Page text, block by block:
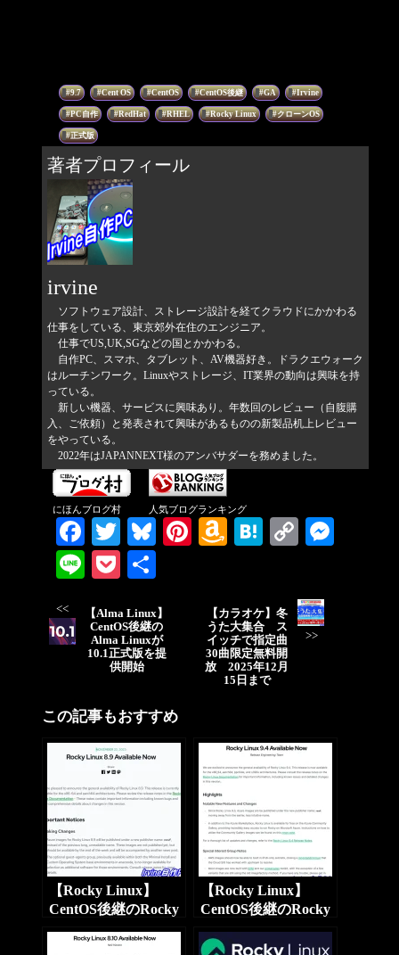
9.7 Cent OS CentOS CentOS後継 GA Irvine
PC自作 RedHat RHEL Rocky Linux クローンOS
正式版
著者プロフィール
irvine
ソフトウェア設計、ストレージ設計を経てクラウドにかかわる
仕事をしている、東京郊外在住のエンジニア。
仕事でUS,UK,SGなどの国とかかわる。
自作PC、スマホ、タブレット、AV機器好き。ドラクエウォーク
はルーチンワーク。Linuxやストレージ、IT業界の動向は興味を持
っている。
新しい機器、サービスに興味あり。年数回のレビュー（自腹購
入、ご依頼）と発表されて興味があるものの新製品机上レビュー
をやっている。
2022年はJAPANNEXT様のアンバサダーを務めました。
にほんブログ村 人気ブログランキング
FacebookTwitter Bluesky PinterestAmazonHatena
Copy
Line Pocket
<<
【Alma Linux】
CentOS後継の
Alma Linuxが
10.1正式版を提
供開始
【カラオケ】冬
うた大集合 ス
イッチで指定曲
30曲限定無料開
放 2025年12月
15日まで
>>
この記事もおすすめ
【Rocky Linux】
CentOS後継のRocky
版を提供開始
【Rocky Linux】
CentOS後継のRocky
提供開始